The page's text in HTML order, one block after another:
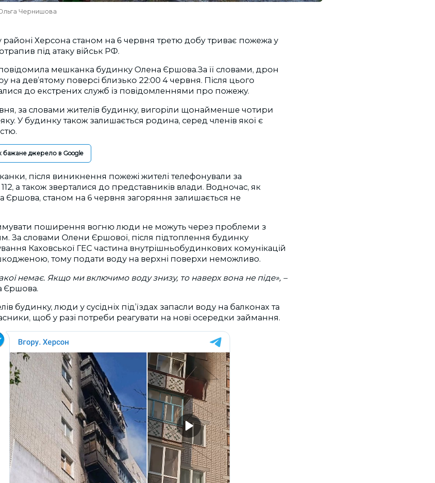
Чернишова
Херсона станом на 6 червня третю добу триває пожежа у
під атаку військ РФ.
мешканка будинку Олена Єршова.За її словами, дрон
на дев’ятому поверсі близько 22:00 4 червня. Після цього
до екстрених служб із повідомленнями про пожежу.
за словами жителів будинку, вигоріли щонайменше чотири
У будинку також залишається родина, серед членів якої є
бажане джерело в Google
після виникнення пожежі жителі телефонували за
а також зверталися до представників влади. Водночас, як
Єршова, станом на 6 червня загоряння залишається не
поширення вогню люди не можуть через проблеми з
За словами Олени Єршової, після підтоплення будинку
Каховської ГЕС частина внутрішньобудинкових комунікацій
тому подати воду на верхні поверхи неможливо.
немає. Якщо ми включимо воду знизу, то наверх вона не піде», –
Єршова.
будинку, люди у сусідніх під’їздах запасли воду на балконах та
щоб у разі потреби реагувати на нові осередки займання.